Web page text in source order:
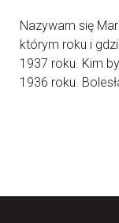
Nazywam się
którym roku i
1937 roku. Kim
1936 roku.